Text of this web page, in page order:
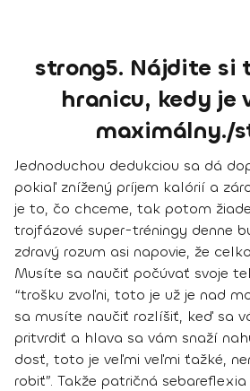
strong5. Nájdite si
hranicu, kedy je
maximálny./
Jednoduchou dedukciou sa dá
pokiaľ znížený príjem kalórií a
je to, čo chceme, tak potom
trojfázové super-tréningy denne
zdravý rozum asi napovie, že
Musíte sa naučiť počúvať svoje
“trošku zvoľni, toto je už je nad
sa musíte naučiť rozlíšiť, keď sa
pritvrdiť a hlava sa vám snaží
dosť, toto je veľmi veľmi ťažké,
robiť”. Takže patričná